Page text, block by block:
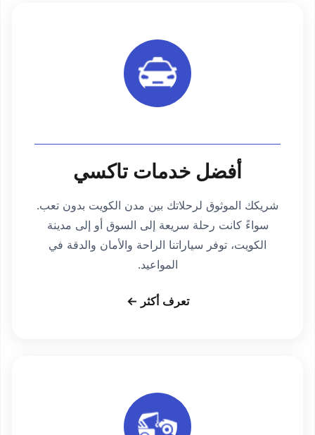
أفضل خدمات تاكسي
شريكك الموثوق لرحلاتك بين مدن الكويت بدون تعب.
سواءً كانت رحلة سريعة إلى السوق أو إلى مدينة
الكويت، توفر سياراتنا الراحة والأمان والدقة في
المواعيد.
تعرف أكثر ←